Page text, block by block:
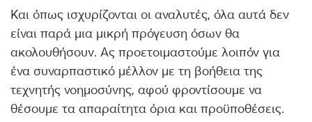
Και όπως ισχυρίζονται οι αναλυτές, όλα αυτά δεν
είναι παρά μια μικρή πρόγευση όσων θα
ακολουθήσουν. Ας προετοιμαστούμε λοιπόν για
ένα συναρπαστικό μέλλον με τη βοήθεια της
τεχνητής νοημοσύνης, αφού φροντίσουμε να
θέσουμε τα απαραίτητα όρια και προϋποθέσεις.